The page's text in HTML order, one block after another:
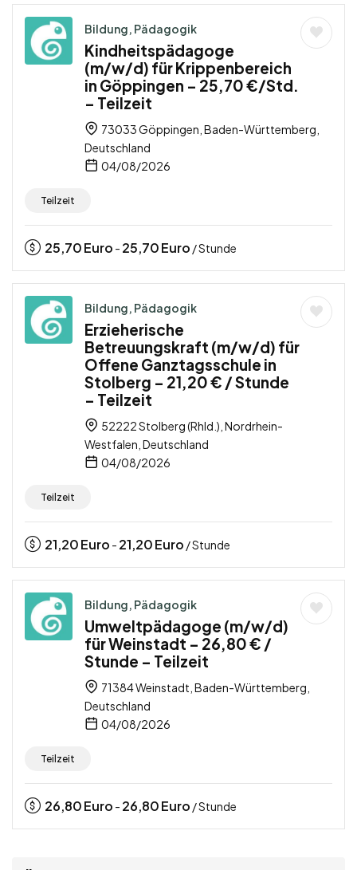
Bildung, Pädagogik
Kindheitspädagoge
(m/w/d) für Krippenbereich
in Göppingen – 25,70 €/Std.
– Teilzeit
73033 Göppingen, Baden-Württemberg,
Deutschland
04/08/2026
Teilzeit
25,70Euro - 25,70Euro / Stunde
Bildung, Pädagogik
Erzieherische
Betreuungskraft (m/w/d) für
Offene Ganztagsschule in
Stolberg – 21,20 € / Stunde
– Teilzeit
52222 Stolberg (Rhld.), Nordrhein-
Westfalen, Deutschland
04/08/2026
Teilzeit
21,20Euro - 21,20Euro / Stunde
Bildung, Pädagogik
Umweltpädagoge (m/w/d)
für Weinstadt – 26,80 € /
Stunde – Teilzeit
71384 Weinstadt, Baden-Württemberg,
Deutschland
04/08/2026
Teilzeit
26,80Euro - 26,80Euro / Stunde